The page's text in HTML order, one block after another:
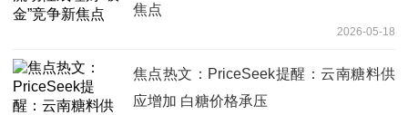
焦点
2026-05-18
焦点热文：PriceSeek提醒：云南糖料供
应增加 白糖价格承压